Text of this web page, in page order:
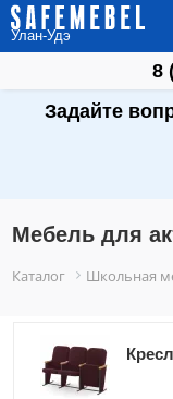
Улан-Удэ
8
Задайте
Мебель для
Каталог Школьная